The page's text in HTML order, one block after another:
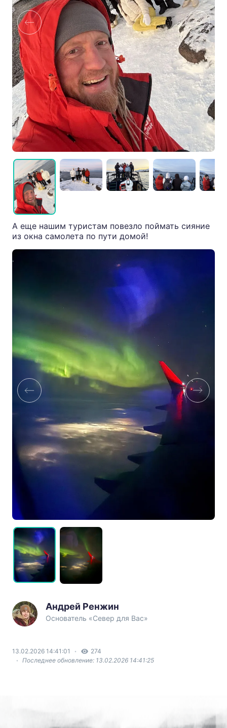
А еще нашим туристам повезло поймать сияние
из окна самолета по пути домой!
Андрей Ренжин
Основатель «Север для Вас»
13.02.2026 14:41:01
274
Последнее обновление: 13.02.2026 14:41:25